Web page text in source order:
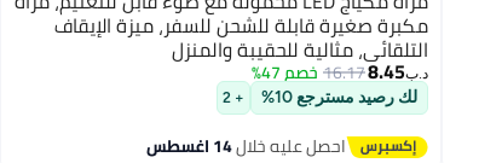
مكبرة صغيرة قابلة للشحن للسفر، ميزة الإيقاف
التلقائي، مثالية للحقيبة والمنزل
د.ب‏8.45
16.17 خصم 47%
لك رصيد مسترجع 10% + 2
احصل عليه خلال14 اغسطس